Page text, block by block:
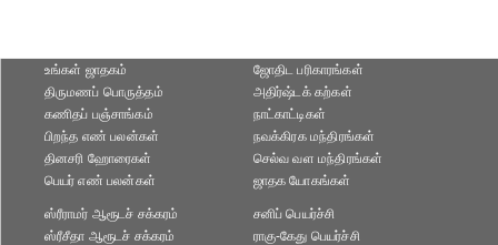
உங்கள் ஜாதகம்
திருமணப் பொருத்தம்
கணிதப் பஞ்சாங்கம்
ஜோதிட ப‌ரிகார‌ங்க‌ள்
அதிர்ஷ்டக் கற்கள்
நாட்காட்டிகள்
பிறந்த எண் பலன்கள்
தினசரி ஹோரைகள்
பெயர் எண் பலன்கள்
நவக்கிரக மந்திரங்கள்
செல்வ வள மந்திரங்கள்
ஜாதக யோகங்கள்
ஸ்ரீராமர் ஆரூடச் சக்கரம்
ஸ்ரீசீதா ஆரூடச் சக்கரம்
சனிப் பெயர்ச்சி
ராகு-கேது பெயர்ச்சி